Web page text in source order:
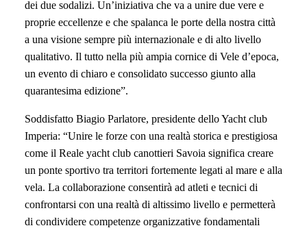
dei due sodalizi. Un’iniziativa che va a unire due vere e
proprie eccellenze e che spalanca le porte della nostra città
a una visione sempre più internazionale e di alto livello
qualitativo. Il tutto nella più ampia cornice di Vele d’epoca,
un evento di chiaro e consolidato successo giunto alla
quarantesima edizione”.
Soddisfatto Biagio Parlatore, presidente dello Yacht club
Imperia: “Unire le forze con una realtà storica e prestigiosa
come il Reale yacht club canottieri Savoia significa creare
un ponte sportivo tra territori fortemente legati al mare e alla
vela. La collaborazione consentirà ad atleti e tecnici di
confrontarsi con una realtà di altissimo livello e permetterà
di condividere competenze organizzative fondamentali